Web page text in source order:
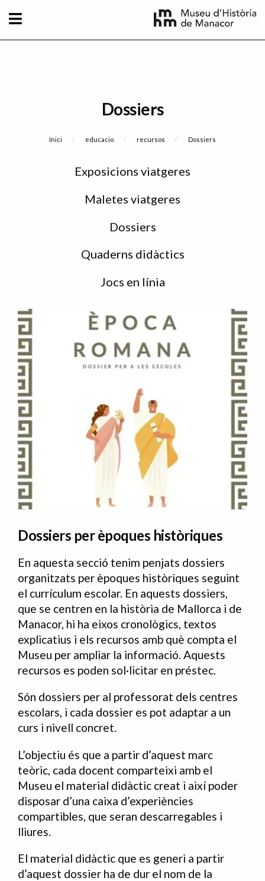
Dossiers
Fil d'Ariadna
Inici educacio recursos Current:
Dossiers
Exposicions viatgeres
Maletes viatgeres
Dossiers
Quaderns didàctics
Jocs en línia
Dossiers per èpoques històriques
En aquesta secció tenim penjats dossiers
organitzats per èpoques històriques seguint
el currículum escolar. En aquests dossiers,
que se centren en la història de Mallorca i de
Manacor, hi ha eixos cronològics, textos
explicatius i els recursos amb què compta el
Museu per ampliar la informació. Aquests
recursos es poden sol·licitar en préstec.
Són dossiers per al professorat dels centres
escolars, i cada dossier es pot adaptar a un
curs i nivell concret.
L’objectiu és que a partir d’aquest marc
teòric, cada docent comparteixi amb el
Museu el material didàctic creat i així poder
disposar d’una caixa d’experiències
compartibles, que seran descarregables i
lliures.
El material didàctic que es generi a partir
d’aquest dossier ha de dur el nom de la